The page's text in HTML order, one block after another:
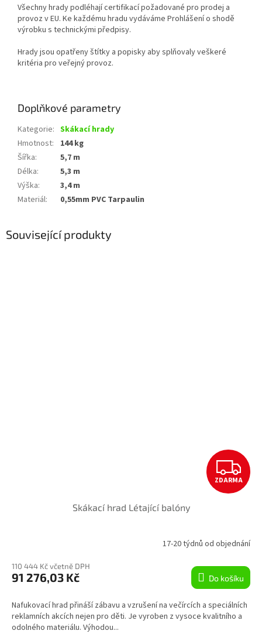
Všechny hrady podléhají certifikací požadované pro prodej a
provoz v EU. Ke každému hradu vydáváme Prohlášení o shodě
výrobku s technickými předpisy.
Hrady jsou opatřeny štítky a popisky aby splňovaly veškeré
kritéria pro veřejný provoz.
Doplňkové parametry
Kategorie: Skákací hrady
Hmotnost:
144 kg
Šířka:
5,7 m
Délka:
5,3 m
Výška:
3,4 m
Materiál: 0,55mm PVC Tarpaulin
Související produkty
Z
D
R
M
A
ZDARMA
Skákací hrad Létající balóny
17-20 týdnů od objednání
110 444 Kč včetně DPH
91 276,03 Kč Do košíku
Nafukovací hrad přináší zábavu a vzrušení na večírcích a speciálních
reklamních akcích nejen pro děti. Je vyroben z vysoce kvalitního a
odolného materiálu. Výhodou...